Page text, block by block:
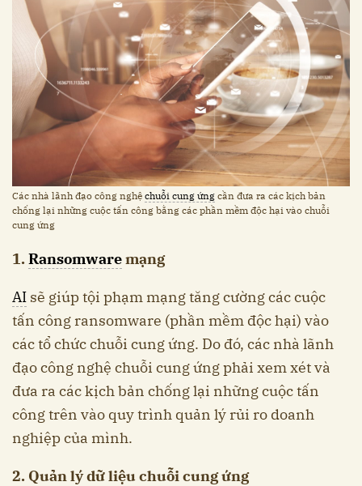
Các nhà lãnh đạo công nghệ chuỗi cung ứng cần đưa ra các kịch bản
chống lại những cuộc tấn công bằng các phần mềm độc hại vào chuỗi
cung ứng
1.Ransomwaremạng
AI sẽ giúp tội phạm mạng tăng cường các cuộc
tấn công ransomware (phần mềm độc hại) vào
các tổ chức chuỗi cung ứng. Do đó, các nhà lãnh
đạo công nghệ chuỗi cung ứng phải xem xét và
đưa ra các kịch bản chống lại những cuộc tấn
công trên vào quy trình quản lý rủi ro doanh
nghiệp của mình.
2. Quản lý dữ liệu chuỗi cung ứng